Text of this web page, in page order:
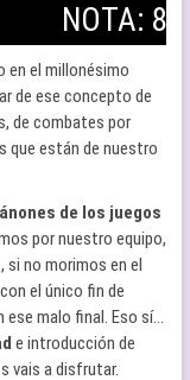
NOTA: 8
en el millonésimo
de ese concepto de
de combates por
que están de nuestro
de los juegos
por nuestro equipo,
no morimos en el
el único fin de
ese malo final. Eso sí…
e introducción de
vais a disfrutar.